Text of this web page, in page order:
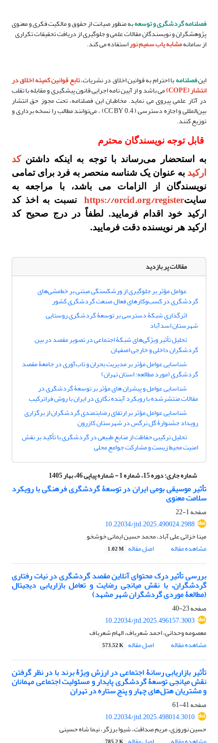
فصلنامه گردشگری و توسعهبه منظور صیانت از حقوق و مالکیت فکری و معنوی
پژوهشگران و نویسندگان مقالات علمی و جلوگیری از دریافت تحقیقات تکراری
از سامانهمشابه یاب سمیم نوراستفاده می کند.
اینفصلنامهبا احترام به قوانین اخلاق در نشریات،تابع قوانین کمیته اخلاق در
انتشار (COPE
)می باشد و از آیین نامه اجرایی قانون پیشگیری و مقابله با تقلب
در آثار علمی پیروی می نماید. مخاطبان این فصلنامه، تحت مجوز حق انتشار
بین‌المللی و اجازه دسترسی ( CC BY 0.4) ، می‌توانند مطالب را نسخه برداری و
توزیع کنند.
قابل توجه نویسندگان محترم
به استحضار می‌رساند با توجه به اینکه داشتن کد
ارکید به عنوان یک شناسه منحصر به فرد برای تمامی
نویسندگان از الزامات می باشد، با مراجعه به
سایتhttps://orcid.org/register
نسبت به اخذ کد
ارکید خود اقدام فرمایید. لطفاً در درج صحیح کد
ارکید هر نویسنده دقت فرمایید.
مقالات پر بازدید
عوامل مؤثر بر جلوگیری از ورشکستگی مبتنی بر خط‌مشی‌های
گردشگری در کسب‌وکارهای فعال صنعت گردشگری کشور
اثرگذاری شبکۀ دسترسی بر توسعۀ گردشگری روستایی
شهرستان اسدآباد
تحلیل تأثیر ویژگی‌های شبکۀ اجتماعی در تصویر مقصد در بین
گردشگران داخلی و خارجی اصفهان
شناسایی عوامل مؤثر بر مدیریت بحران و تاب‌آوری در جامعۀ مقصد
گردشگری (مورد مطالعه: استان تهران)
شناسایی عوامل و پیشران‏ های مؤثر بر توسعۀ گردشگری در
مقالات منتشرشده با رویکرد آینده‏ نگاری در ایران با روش فراترکیب
شناسایی عوامل مؤثر بر ارتقای رضایتمندی گردشگران از برگزاری
رویداد جشنوارۀ گل نرگس در شهرستان کازرون
تحلیل ترکیبی حفاظت از منابع طبیعی در گردشگری با تأکید بر نقش
امنیت محیط زیست و مشارکت جوامع محلی
شماره جاری:دوره 15، شماره 1 - شماره پیاپی 46، بهار 1405
تأثیر موسیقی بومی ایران در توسعۀ گردشگری فرهنگی با رویکرد
سلامت معنوی
صفحه1-22
10.22034/jtd.2025.490024.2988
مینا خزائی علی آباد، محمد حسین ایمانی خوشخو
مشاهده مقاله
اصل مقاله 1.02 M
بررسی تأثیر درک محتوای آنلاین مقصد گردشگری در نیات رفتاری
گردشگران، با نقش میانجی رضایت و تعامل بازاریابی دیجیتال
(مطالعۀ موردی گردشگران شهر مشهد)
صفحه23-40
10.22034/jtd.2025.496157.3003
معصومه وحدانی، احمد شعرباف، الهام شعرباف
مشاهده مقاله
اصل مقاله 573.52 K
تأثیر بازاریابی رسانۀ اجتماعی در ارزش ویژۀ برند با در نظر گرفتن
نقش میانجی توسعۀ گردشگری پایدار و مسئولیت اجتماعی مهمانان
و مشتریان هتل‌های چهار و پنج ستاره در تهران
صفحه41-61
10.22034/jtd.2025.498014.3010
حسین نوروزی، مریم صداقت، شیوا برزگر، نیما شاه حسینی